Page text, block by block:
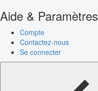
Aide & Paramètres
Compte
Contactez-nous
Se connecter